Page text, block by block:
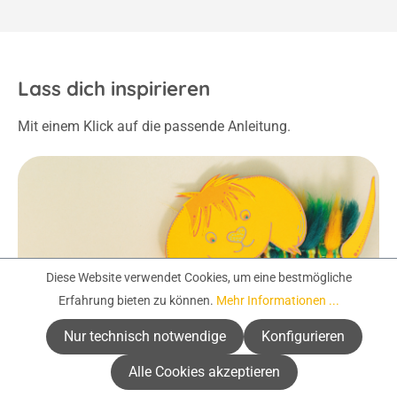
Lass dich inspirieren
Mit einem Klick auf die passende Anleitung.
Diese Website verwendet Cookies, um eine bestmögliche
Erfahrung bieten zu können. Mehr Informationen ...
Nur technisch notwendige Konfigurieren
Alle Cookies akzeptieren